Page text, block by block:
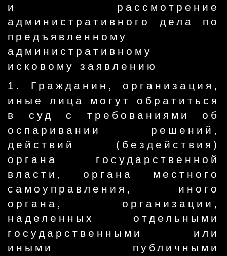
и рассмотрение
административного дела по
предъявленному
административному
исковому заявлению
1. Гражданин, организация,
иные лица могут обратиться
в суд с требованиями об
оспаривании решений,
действий (бездействия)
органа государственной
власти, органа местного
самоуправления, иного
органа, организации,
наделенных отдельными
государственными или
иными публичными